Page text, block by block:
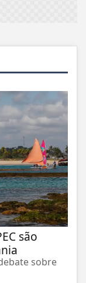
são
sobre